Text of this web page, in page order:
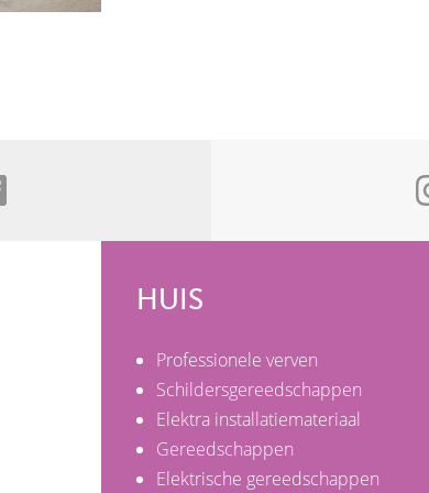
HUIS
Professionele verven
Schildersgereedschappen
Elektra installatiemateriaal
Gereedschappen
Elektrische gereedschappen